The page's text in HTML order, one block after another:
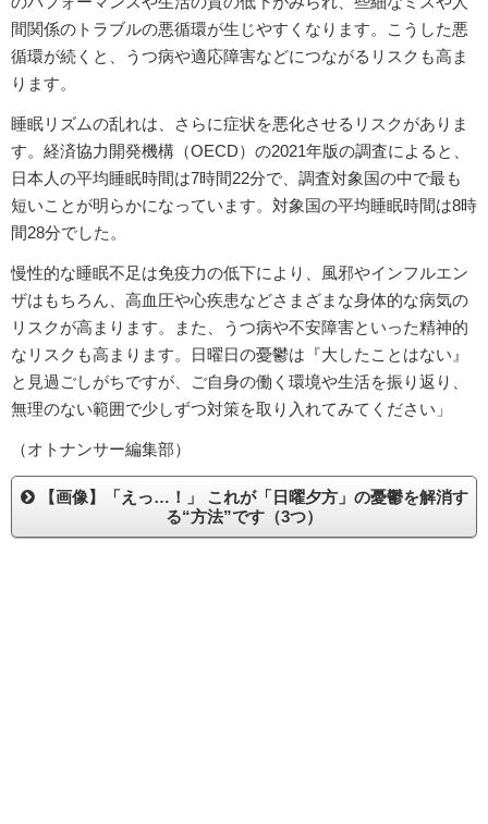
間関係のトラブルの悪循環が生じやすくなります。こうした悪
循環が続くと、うつ病や適応障害などにつながるリスクも高ま
ります。
睡眠リズムの乱れは、さらに症状を悪化させるリスクがありま
す。経済協力開発機構（OECD）の2021年版の調査によると、
日本人の平均睡眠時間は7時間22分で、調査対象国の中で最も
短いことが明らかになっています。対象国の平均睡眠時間は8時
間28分でした。
慢性的な睡眠不足は免疫力の低下により、風邪やインフルエン
ザはもちろん、高血圧や心疾患などさまざまな身体的な病気の
リスクが高まります。また、うつ病や不安障害といった精神的
なリスクも高まります。日曜日の憂鬱は『大したことはない』
と見過ごしがちですが、ご自身の働く環境や生活を振り返り、
無理のない範囲で少しずつ対策を取り入れてみてください」
（オトナンサー編集部）
【画像】「えっ…！」 これが「日曜夕方」の憂鬱を解消す
る“方法”です（3つ）